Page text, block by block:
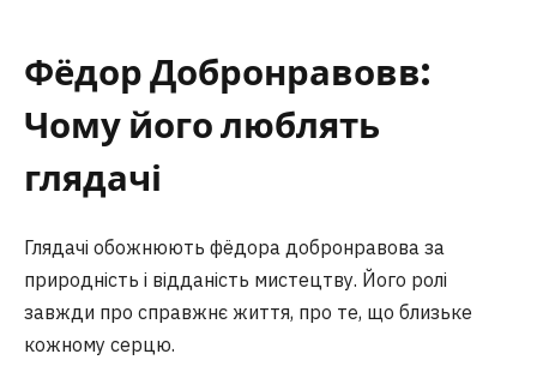
Фёдор Добронравовв:
Чому його люблять
глядачі
Глядачі обожнюють фёдора добронравова за
природність і відданість мистецтву. Його ролі
завжди про справжнє життя, про те, що близьке
кожному серцю.